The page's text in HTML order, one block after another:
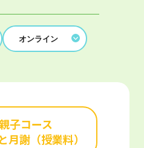
オンライン
子コース
月謝（授業料）